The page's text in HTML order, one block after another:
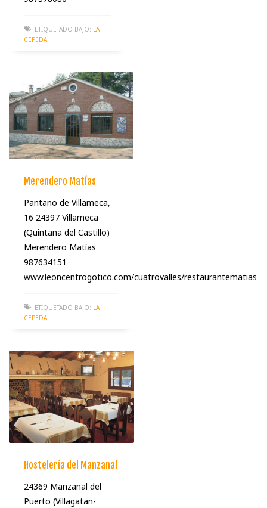
ETIQUETADO BAJO: LA
CEPEDA
Merendero Matías
Pantano de Villameca,
16 24397 Villameca
(Quintana del Castillo)
Merendero Matías
987634151
www.leoncentrogotico.com/cuatrovalles/restaurantematias
ETIQUETADO BAJO: LA
CEPEDA
Hostelería del Manzanal
24369 Manzanal del
Puerto (Villagatan-